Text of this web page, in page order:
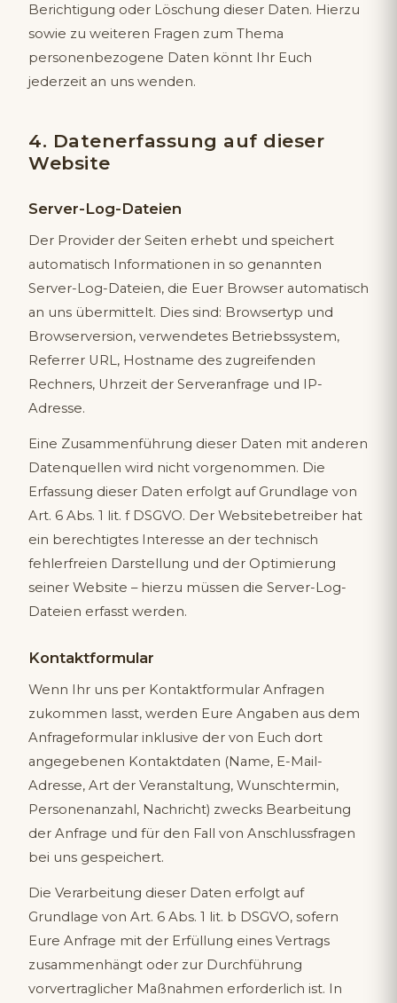
Berichtigung oder Löschung dieser Daten. Hierzu
sowie zu weiteren Fragen zum Thema
personenbezogene Daten könnt Ihr Euch
jederzeit an uns wenden.
4. Datenerfassung auf dieser
Website
Server-Log-Dateien
Der Provider der Seiten erhebt und speichert
automatisch Informationen in so genannten
Server-Log-Dateien, die Euer Browser automatisch
an uns übermittelt. Dies sind: Browsertyp und
Browserversion, verwendetes Betriebssystem,
Referrer URL, Hostname des zugreifenden
Rechners, Uhrzeit der Serveranfrage und IP-
Adresse.
Eine Zusammenführung dieser Daten mit anderen
Datenquellen wird nicht vorgenommen. Die
Erfassung dieser Daten erfolgt auf Grundlage von
Art. 6 Abs. 1 lit. f DSGVO. Der Websitebetreiber hat
ein berechtigtes Interesse an der technisch
fehlerfreien Darstellung und der Optimierung
seiner Website – hierzu müssen die Server-Log-
Dateien erfasst werden.
Kontaktformular
Wenn Ihr uns per Kontaktformular Anfragen
zukommen lasst, werden Eure Angaben aus dem
Anfrageformular inklusive der von Euch dort
angegebenen Kontaktdaten (Name, E-Mail-
Adresse, Art der Veranstaltung, Wunschtermin,
Personenanzahl, Nachricht) zwecks Bearbeitung
der Anfrage und für den Fall von Anschlussfragen
bei uns gespeichert.
Die Verarbeitung dieser Daten erfolgt auf
Grundlage von Art. 6 Abs. 1 lit. b DSGVO, sofern
Eure Anfrage mit der Erfüllung eines Vertrags
zusammenhängt oder zur Durchführung
vorvertraglicher Maßnahmen erforderlich ist. In